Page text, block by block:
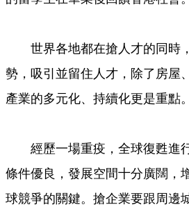
世界各地都在搶人才的同時
勢，吸引並留住人才，除了房屋
產業的多元化、持續化更是重點。
經歷一場重疫，全球復甦進行
條件優良，發展空間十分廣闊，
球競爭的關鍵。搶企業要跟周邊